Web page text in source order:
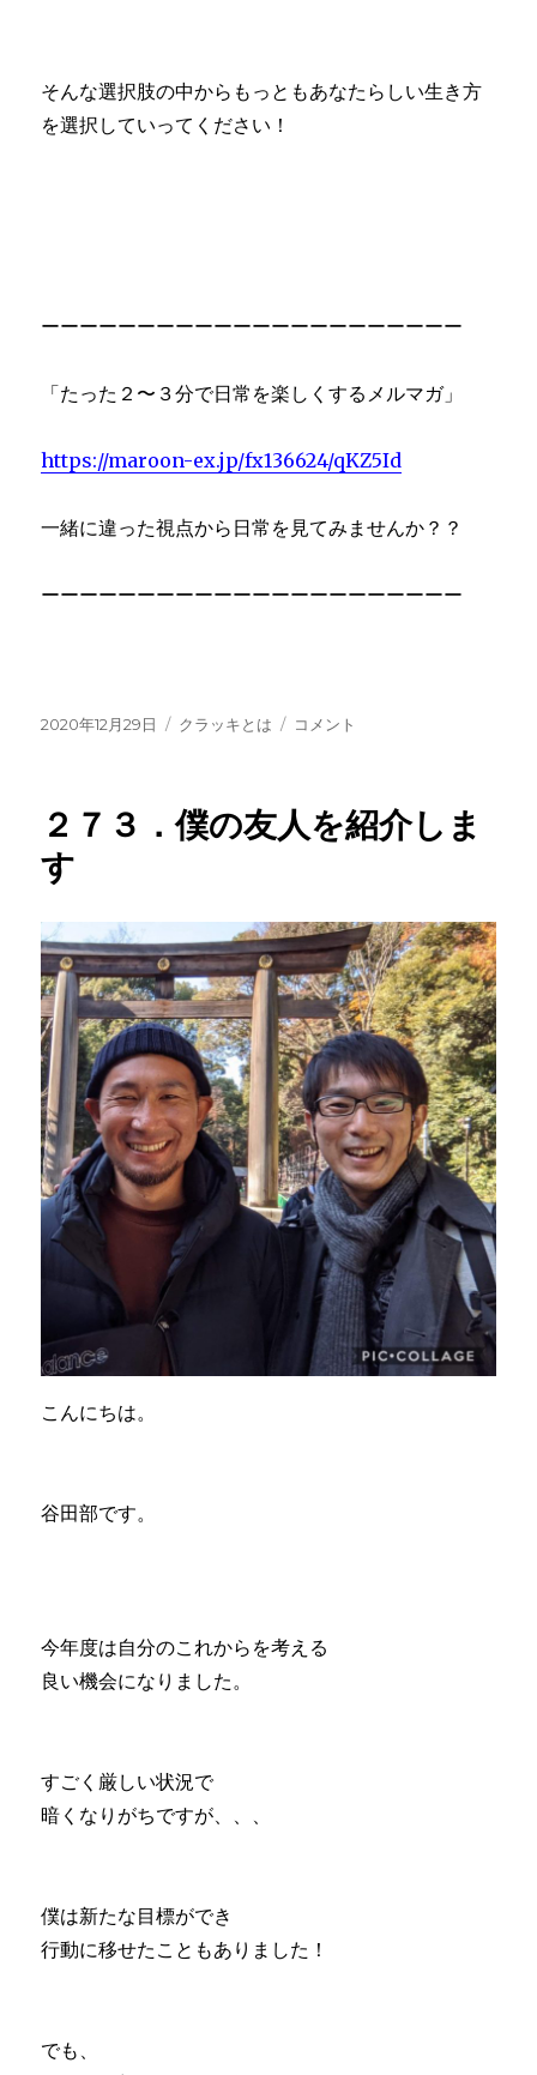
そんな選択肢の中からもっともあなたらしい生き方
を選択していってください！
ーーーーーーーーーーーーーーーーーーーーーー
「たった２〜３分で日常を楽しくするメルマガ」
https://maroon-ex.jp/fx136624/qKZ5Id
一緒に違った視点から日常を見てみませんか？？
ーーーーーーーーーーーーーーーーーーーーーー
投
2020年12月29日
カ
ー
クラッキとは
２
択
や
し
て
み
ま
し
ょ
う！
に
コメント
２７３．僕の友人を紹介しま
す
こんにちは。
谷田部です。
今年度は自分のこれからを考える
良い機会になりました。
すごく厳しい状況で
暗くなりがちですが、、、
僕は新たな目標ができ
行動に移せたこともありました！
でも、